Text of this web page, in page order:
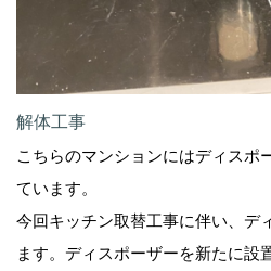
解体工事
こちらのマンションにはディスポ
ています。
今回キッチン取替工事に伴い、デ
ます。ディスポーザーを新たに設